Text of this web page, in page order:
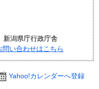
潟県庁行政庁舎
問い合わせはこちら
Yahoo!カレンダーへ登録